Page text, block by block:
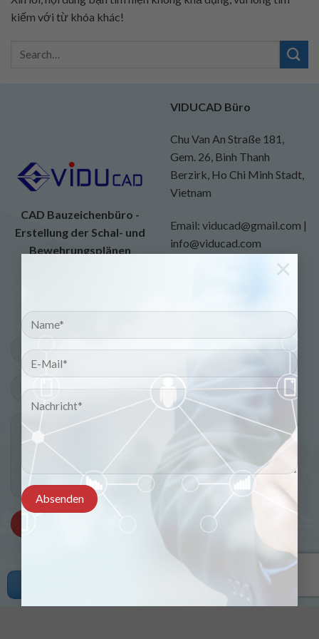
×
kiếm với từ khóa khác!
CAD Bauzeichenbüro -
Erstellung der Schal- und
Bewehrungsplänen
VIDUCAD Büro
Chu Van An Straße 181,
Gem. 26, Binh Thanh
Berzirk, Ho Chi Minh Stadt,
Vietnam
Email: viducad@gmail.com |
info@viducad.com
Copyright © 2021 viducad.com. All rights reserved.